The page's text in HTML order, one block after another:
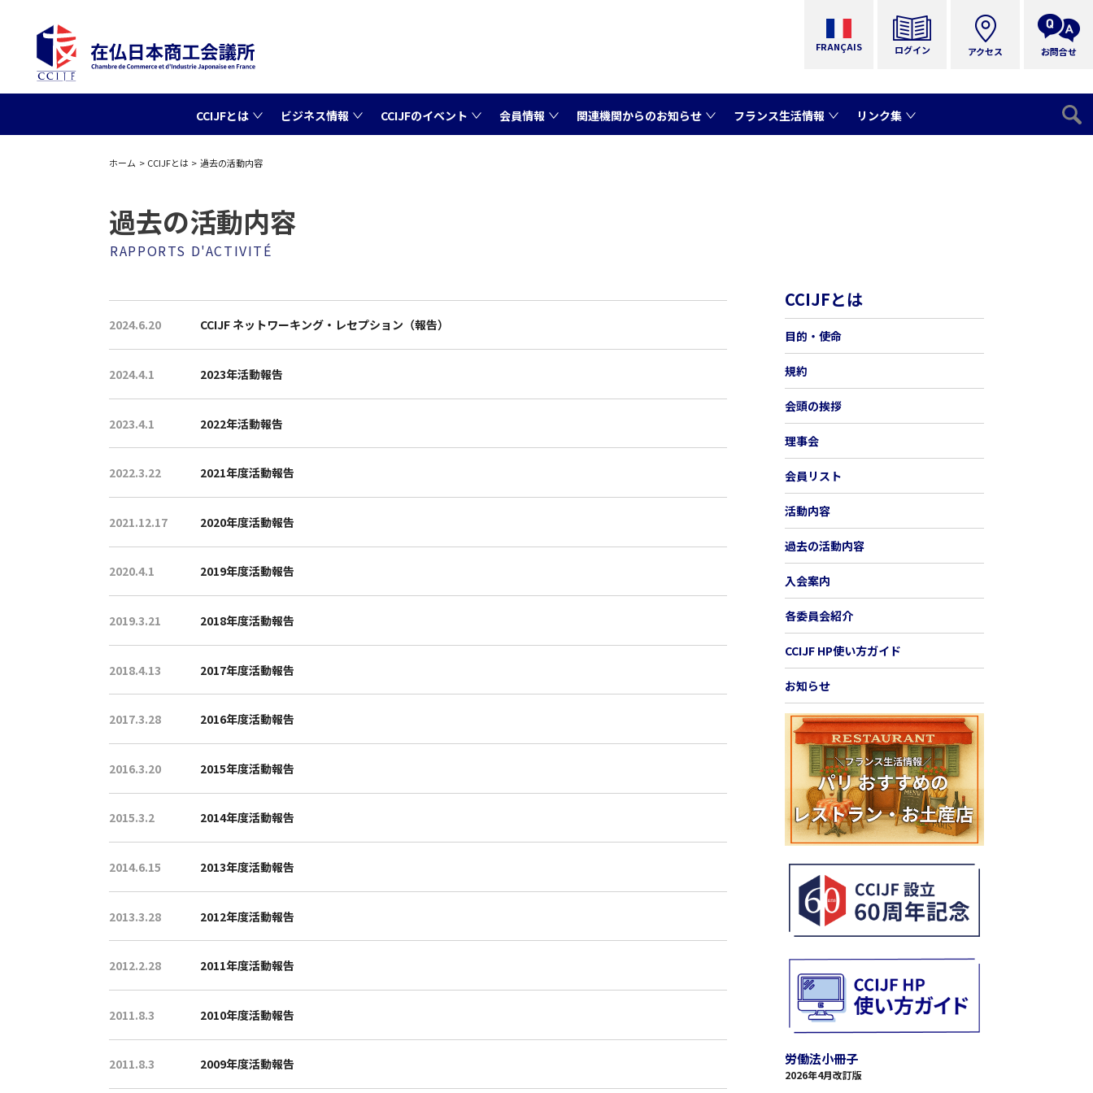
FRANÇAIS ログイン
CCIJFとは ビジネス情報 CCIJFのイベント 会員情報 関連機関からのお知らせ フランス生活情報 リンク集
アクセス お問合せ
ホーム CCIJFとは 過去の活動内容
過去の活動内容
RAPPORTS D'ACTIVITÉ
2024.6.20 CCIJF ネットワーキング・レセプション（報告）
2024.4.1 2023年活動報告
2023.4.1 2022年活動報告
2022.3.22 2021年度活動報告
2021.12.17 2020年度活動報告
2020.4.1 2019年度活動報告
2019.3.21 2018年度活動報告
2018.4.13 2017年度活動報告
2017.3.28 2016年度活動報告
2016.3.20 2015年度活動報告
2015.3.2 2014年度活動報告
2014.6.15 2013年度活動報告
2013.3.28 2012年度活動報告
2012.2.28 2011年度活動報告
2011.8.3 2010年度活動報告
2011.8.3 2009年度活動報告
CCIJFとは
目的・使命
規約
会頭の挨拶
理事会
会員リスト
活動内容
過去の活動内容
入会案内
各委員会紹介
CCIJF HP使い方ガイド
お知らせ
労働法小冊子
2026年4月改訂版